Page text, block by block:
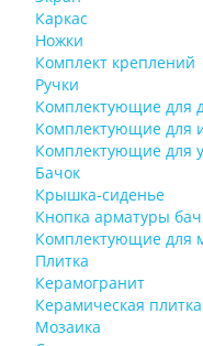
Каркас
Ножки
Комплект креплений
Ручки
Комплектующие для
Комплектующие для
Комплектующие для
Бачок
Крышка-сиденье
Кнопка арматуры
Комплектующие для
Плитка
Керамогранит
Керамическая плитка
Мозаика